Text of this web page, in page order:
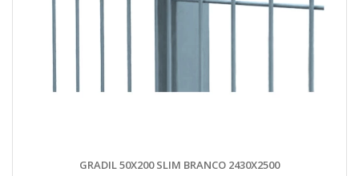
GRADIL 50X200 SLIM BRANCO 2430X2500